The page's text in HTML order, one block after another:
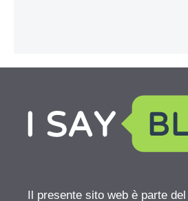
Il presente sito web è parte